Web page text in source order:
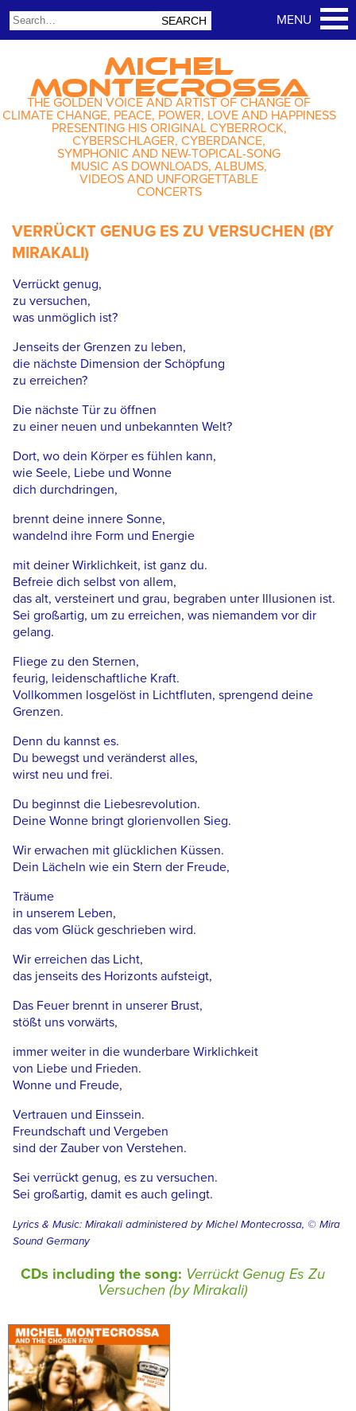
MICHEL
MONTECROSSA
THE GOLDEN VOICE AND ARTIST OF CHANGE OF
CLIMATE CHANGE, PEACE, POWER, LOVE AND HAPPINESS
PRESENTING HIS ORIGINAL CYBERROCK,
CYBERSCHLAGER, CYBERDANCE,
SYMPHONIC AND NEW-TOPICAL-SONG
MUSIC AS DOWNLOADS, ALBUMS,
VIDEOS AND UNFORGETTABLE
CONCERTS
VERRÜCKT GENUG ES ZU VERSUCHEN (BY
MIRAKALI)
Verrückt genug,
zu versuchen,
was unmöglich ist?
Jenseits der Grenzen zu leben,
die nächste Dimension der Schöpfung
zu erreichen?
Die nächste Tür zu öffnen
zu einer neuen und unbekannten Welt?
Dort, wo dein Körper es fühlen kann,
wie Seele, Liebe und Wonne
dich durchdringen,
brennt deine innere Sonne,
wandelnd ihre Form und Energie
mit deiner Wirklichkeit, ist ganz du.
Befreie dich selbst von allem,
das alt, versteinert und grau, begraben unter Illusionen ist.
Sei großartig, um zu erreichen, was niemandem vor dir
gelang.
Fliege zu den Sternen,
feurig, leidenschaftliche Kraft.
Vollkommen losgelöst in Lichtfluten, sprengend deine
Grenzen.
Denn du kannst es.
Du bewegst und veränderst alles,
wirst neu und frei.
Du beginnst die Liebesrevolution.
Deine Wonne bringt glorienvollen Sieg.
Wir erwachen mit glücklichen Küssen.
Dein Lächeln wie ein Stern der Freude,
Träume
in unserem Leben,
das vom Glück geschrieben wird.
Wir erreichen das Licht,
das jenseits des Horizonts aufsteigt,
Das Feuer brennt in unserer Brust,
stößt uns vorwärts,
immer weiter in die wunderbare Wirklichkeit
von Liebe und Frieden.
Wonne und Freude,
Vertrauen und Einssein.
Freundschaft und Vergeben
sind der Zauber von Verstehen.
Sei verrückt genug, es zu versuchen.
Sei großartig, damit es auch gelingt.
Lyrics & Music: Mirakali administered by Michel Montecrossa, © Mira
Sound Germany
CDs including the song: Verrückt Genug Es Zu
Versuchen (by Mirakali)